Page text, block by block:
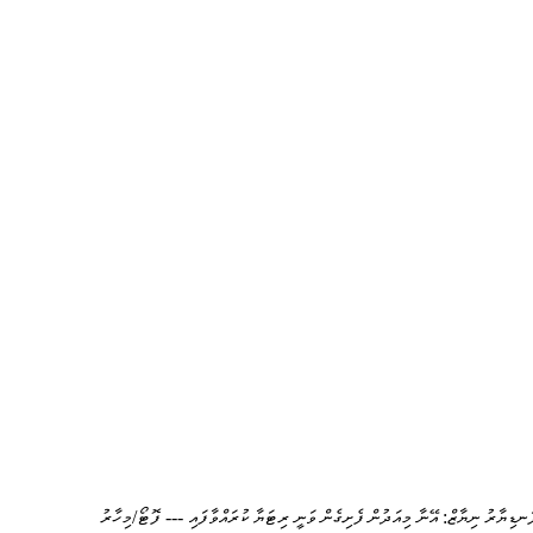
ނިޔާޒް: އޭނާ މިއަދުން ފެށިގެން ވަނީ ރިޓަޔާ ކުރައްވާފައި --- ފޮޓޯ/މިހާރު